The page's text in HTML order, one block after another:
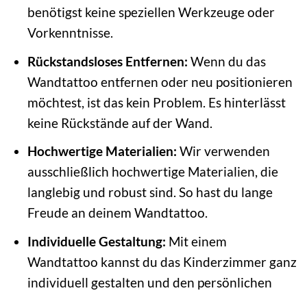
benötigst keine speziellen Werkzeuge oder
Vorkenntnisse.
Rückstandsloses Entfernen: Wenn du das
Wandtattoo entfernen oder neu positionieren
möchtest, ist das kein Problem. Es hinterlässt
keine Rückstände auf der Wand.
Hochwertige Materialien: Wir verwenden
ausschließlich hochwertige Materialien, die
langlebig und robust sind. So hast du lange
Freude an deinem Wandtattoo.
Individuelle Gestaltung: Mit einem
Wandtattoo kannst du das Kinderzimmer ganz
individuell gestalten und den persönlichen